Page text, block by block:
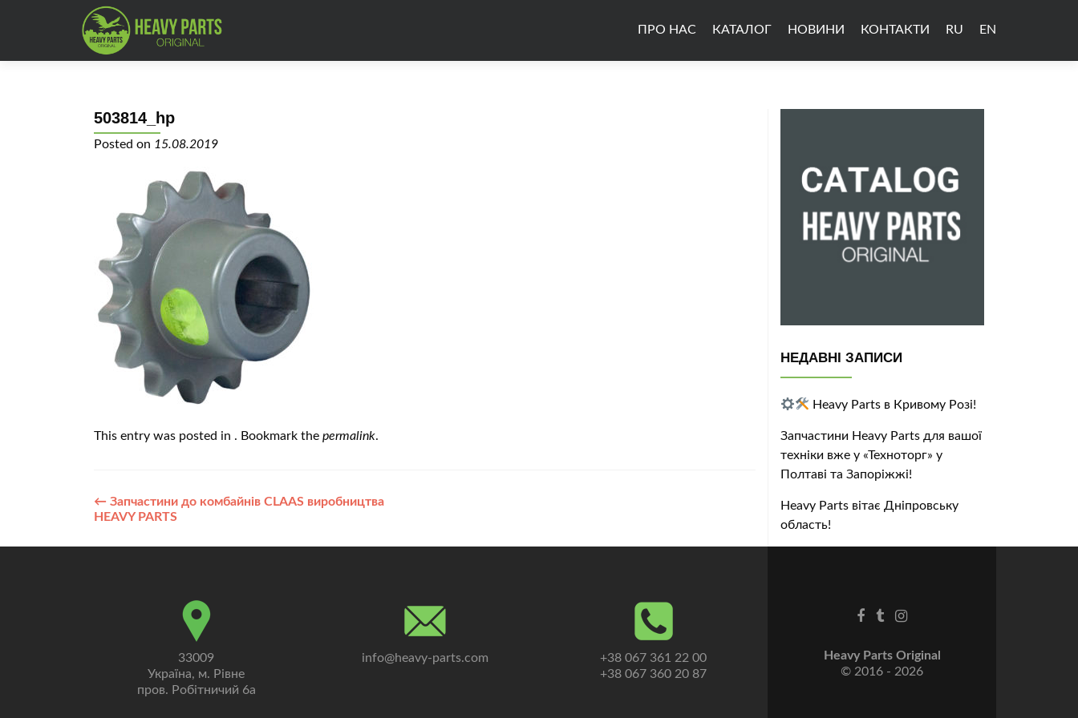
ПРО НАС КАТАЛОГ НОВИНИ КОНТАКТИ RU EN
503814_hp
Posted on 15.08.2019
This entry was posted in . Bookmark the permalink.
Post
← Запчастини до комбайнів CLAAS виробництва
HEAVY PARTS
НЕДАВНІ ЗАПИСИ
Heavy Parts в Кривому Розі!
Запчастини Heavy Parts для вашої
техніки вже у «Техноторг» у
Полтаві та Запоріжжі!
Heavy Parts вітає Дніпровську
область!
33009
Україна, м. Рівне
пров. Робітничий 6а
info@heavy-parts.com
+38 067 361 22 00
+38 067 360 20 87
Heavy Parts Original
© 2016 - 2026